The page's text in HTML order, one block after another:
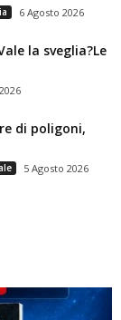
6 Agosto 2026
la sveglia?Le
di poligoni,
5 Agosto 2026